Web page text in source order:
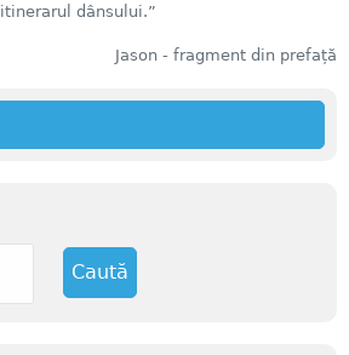
itinerarul dânsului.”
Jason - fragment din prefață